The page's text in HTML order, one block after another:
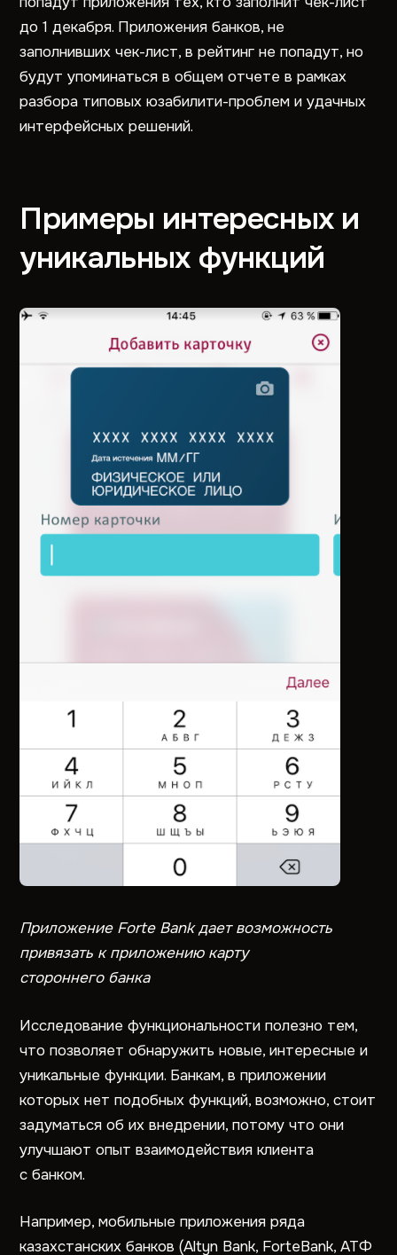
до 1 декабря. Приложения банков, не
заполнивших чек-лист, в рейтинг не попадут, но
будут упоминаться в общем отчете в рамках
разбора типовых юзабилити-проблем и удачных
интерфейсных решений.
Примеры интересных и
уникальных функций
Приложение Forte Bank дает возможность
привязать к приложению карту
стороннего банка
Исследование функциональности полезно тем,
что позволяет обнаружить новые, интересные и
уникальные функции. Банкам, в приложении
которых нет подобных функций, возможно, стоит
задуматься об их внедрении, потому что они
улучшают опыт взаимодействия клиента
с банком.
Например, мобильные приложения ряда
казахстанских банков (Altyn Bank, ForteBank, АТФ